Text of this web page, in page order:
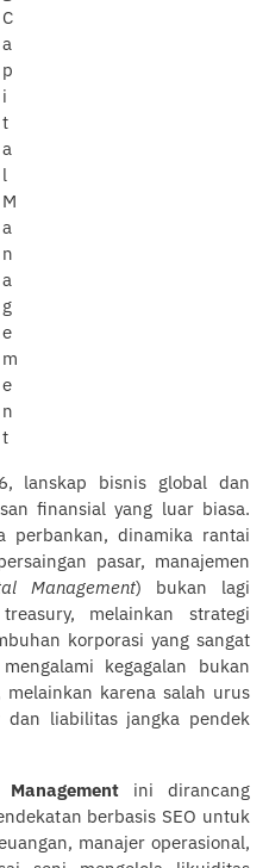
lanskap bisnis global dan
finansial yang luar biasa.
perbankan, dinamika rantai
pasar, manajemen
Management) bukan lagi
melainkan strategi
korporasi yang sangat
kegagalan bukan
karena salah urus
dan liabilitas jangka pendek
ini dirancang
berbasis SEO untuk
manajer operasional,